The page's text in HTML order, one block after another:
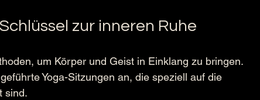
zur inneren Ruhe
um Körper und Geist in Einklang zu bringen.
Yoga-Sitzungen an, die speziell auf die
sind.